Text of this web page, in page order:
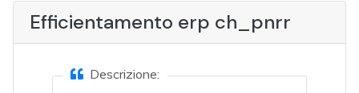
Efficientamento erp ch_pnrr
Descrizione: